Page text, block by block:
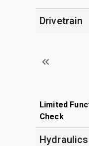
Drivetrain
Limited
Check
Hydraulics